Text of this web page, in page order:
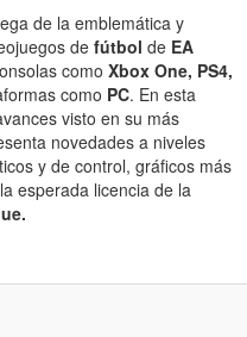
de la emblemática y
de fútbol de EA
como Xbox One, PS4,
como PC. En esta
visto en su más
novedades a niveles
y de control, gráficos más
esperada licencia de la